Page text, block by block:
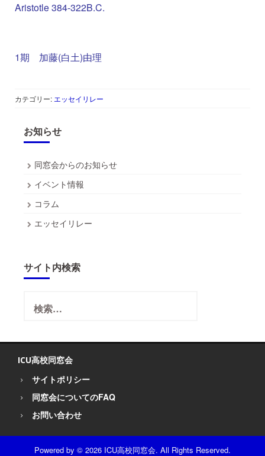
Aristotle 384-322B.C.
1期 加藤(白土)由理
カテゴリー: エッセイリレー
お知らせ
同窓会からのお知らせ
イベント情報
コラム
エッセイリレー
サイト内検索
索:
ICU高校同窓会
サイトポリシー
同窓会についてのFAQ
お問い合わせ
Powered by © 2026 ICU高校同窓会. All Rights Reserved.